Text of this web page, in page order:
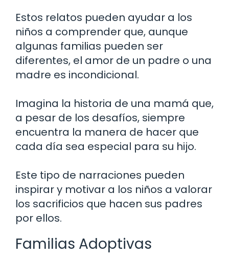
Estos relatos pueden ayudar a los
niños a comprender que, aunque
algunas familias pueden ser
diferentes, el amor de un padre o una
madre es incondicional.
Imagina la historia de una mamá que,
a pesar de los desafíos, siempre
encuentra la manera de hacer que
cada día sea especial para su hijo.
Este tipo de narraciones pueden
inspirar y motivar a los niños a valorar
los sacrificios que hacen sus padres
por ellos.
Familias Adoptivas